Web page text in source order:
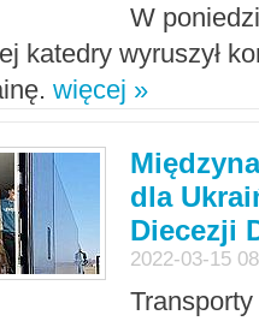
W
katedry wyruszył
więcej »
dla
Diecezji
2022-03-15